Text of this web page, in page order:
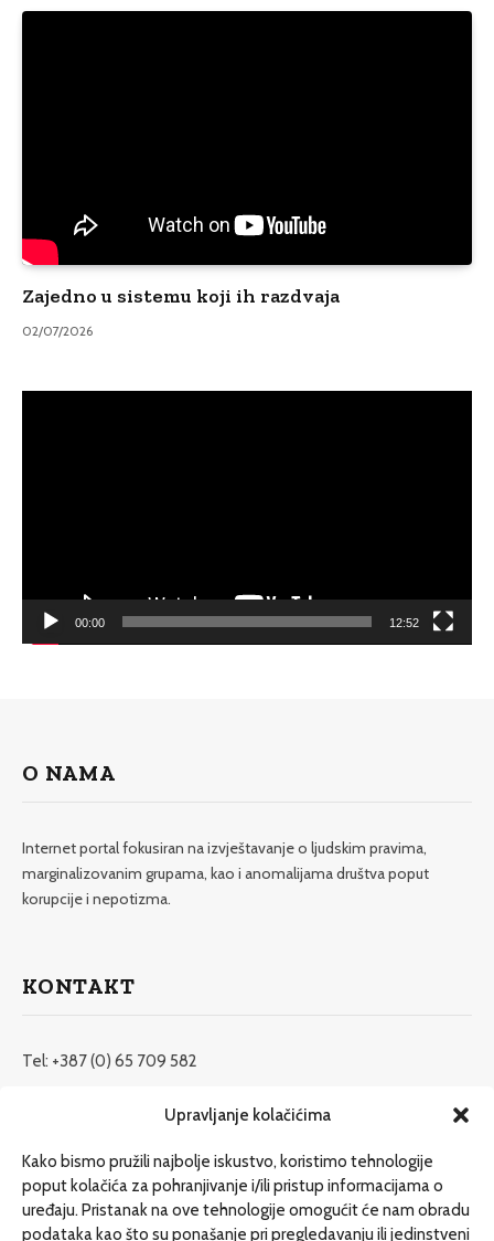
Upravljanje kolačićima
Kako bismo pružili najbolje iskustvo, koristimo tehnologije
poput kolačića za pohranjivanje i/ili pristup informacijama o
uređaju. Pristanak na ove tehnologije omogućit će nam obradu
podataka kao što su ponašanje pri pregledavanju ili jedinstveni
Zajedno u sistemu koji ih razdvaja
02/07/2026
00:00 12:52
O NAMA
Internet portal fokusiran na izvještavanje o ljudskim pravima,
marginalizovanim grupama, kao i anomalijama društva poput
korupcije i nepotizma.
KONTAKT
Tel: +387 (0) 65 709 582
redakcija@etrafika.net
Dosije